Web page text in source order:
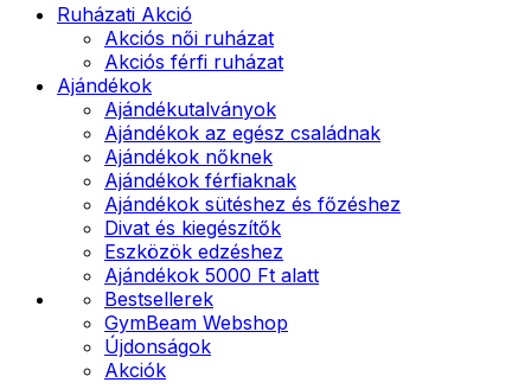
Ruházati Akció
Akciós női ruházat
Akciós férfi ruházat
Ajándékok
Ajándékutalványok
Ajándékok az egész családnak
Ajándékok nőknek
Ajándékok férfiaknak
Ajándékok sütéshez és főzéshez
Divat és kiegészítők
Eszközök edzéshez
Ajándékok 5000 Ft alatt
Bestsellerek
GymBeam Webshop
Újdonságok
Akciók